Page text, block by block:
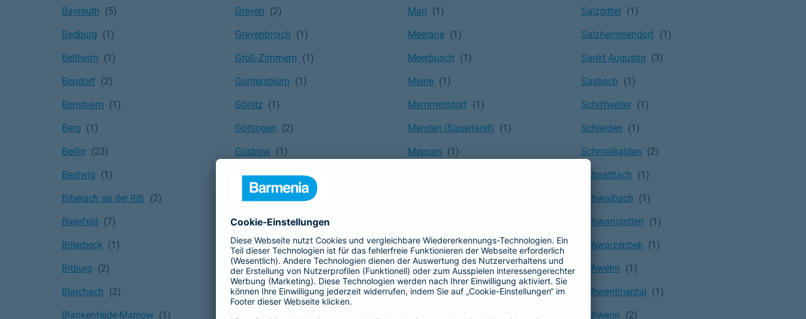
Bayreuth
Bedburg
Bellheim
Bendorf
Bensheim
Berg
Berlin
Bestwig
Biberach an der Riß
Bielefeld
Billerbeck
Bitburg
Blaichach
Blankenfelde-Mahlow
Greven
Grevenbroich
Groß-Zimmern
Guntersblum
Görlitz
Göttingen
Güstrow
Gütersloh
Hagen
Hahnbach
Hainburg
Hallbergmoos
Halle (Saale)
Marl
Meerane
Meerbusch
Meine
Memmelsdorf
Menden (Sauerland)
Meppen
Mistelgau
Mockrehna
Moers
Salzgitter
Salzhemmendorf
Sankt Augustin
Sasbach
Schiffweiler
Schleiden
Schmalkalden
Schnaittach
Schwalbach
Schwanstetten
Schwarzenbek
Schwelm
Schwentinental
Schwerin